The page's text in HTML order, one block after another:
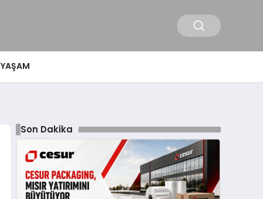
YAŞAM
Son Dakika